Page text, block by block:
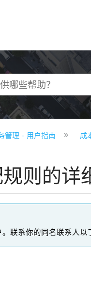
管理 - 用户指南 成
则的详
联系你的同名联系人以